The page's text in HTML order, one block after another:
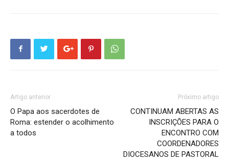
Artigo anterior
O Papa aos sacerdotes de
Roma: estender o acolhimento
a todos
Próximo artigo
CONTINUAM ABERTAS AS
INSCRIÇÕES PARA O
ENCONTRO COM
COORDENADORES
DIOCESANOS DE PASTORAL